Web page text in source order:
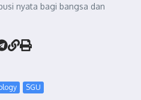
nyata bagi bangsa dan
SGU